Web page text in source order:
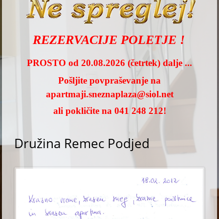
REZERVACIJE POLETJE !
PROSTO od 20.08.2026 (četrtek) dalje ...
Pošljite povpraševanje na
apartmaji.sneznaplaza@siol.net
ali pokličite na 041 248 212!
Družina Remec Podjed